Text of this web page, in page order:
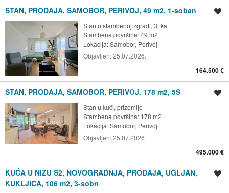
STAN, PRODAJA, SAMOBOR, PERIVOJ, 49 m2, 1-soban
Stan u stambenoj zgradi, 3. kat
Stambena površina: 49 m2
Lokacija:Samobor, Perivoj
Objavljen:25.07.2026.
164.500 €
STAN, PRODAJA, SAMOBOR, PERIVOJ, 178 m2, 5S
Stan u kući, prizemlje
Stambena površina: 178 m2
Lokacija:Samobor, Perivoj
Objavljen:25.07.2026.
495.000 €
KUĆA U NIZU S2, NOVOGRADNJA, PRODAJA, UGLJAN,
KUKLJICA, 106 m2, 3-sobn